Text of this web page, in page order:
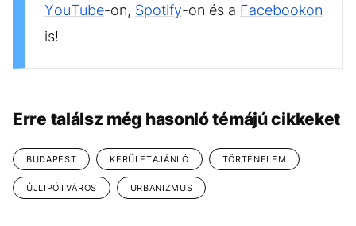
YouTube-on, Spotify-on és a Facebookon
is!
Erre találsz még hasonló témájú cikkeket
BUDAPEST KERÜLETAJÁNLÓ TÖRTÉNELEM
ÚJLIPÓTVÁROS URBANIZMUS